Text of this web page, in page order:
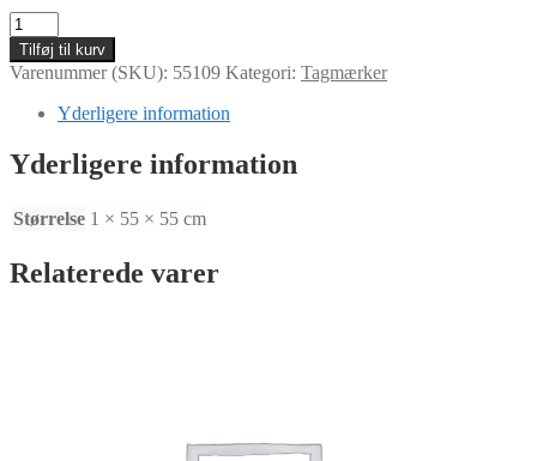
TAG
AISI
316
B55
X
T1mm
Tilføj til kurv
Varenummer (SKU): 55109 Kategori: Tagmærker
Yderligere information
Yderligere information
Størrelse 1 × 55 × 55 cm
Relaterede varer